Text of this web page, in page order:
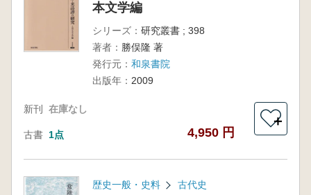
本文学編
シリーズ： 研究叢書 ; 398
著者： 勝俣隆 著
発行元： 和泉書院
出版年： 2009
新刊 在庫なし
古書 1点 4,950 円
＋
歴史一般・史料 古代史